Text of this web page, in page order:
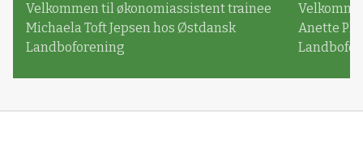
Velkommen til økonomiassistent trainee
Michaela Toft Jepsen hos Østdansk
Landboforening
Anette